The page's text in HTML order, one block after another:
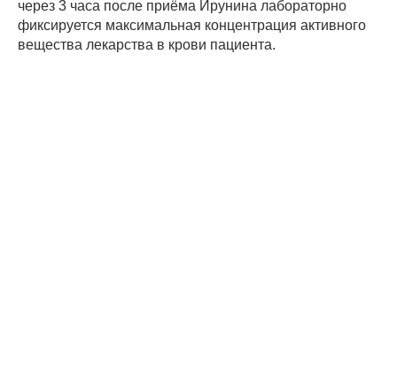
через 3 часа после приёма Ирунина лабораторно
фиксируется максимальная концентрация активного
вещества лекарства в крови пациента.